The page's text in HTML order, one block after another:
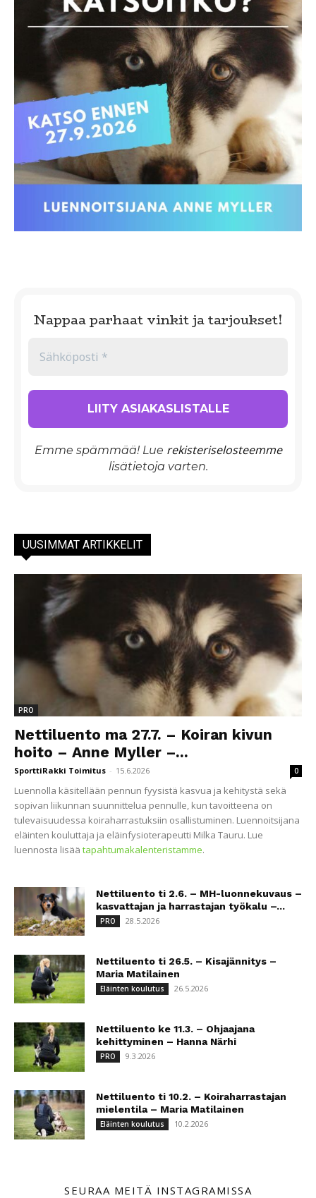
Nappaa parhaat vinkit ja tarjoukset!
Emme spämmää! Lue rekisteriselosteemme
lisätietoja varten.
UUSIMMAT ARTIKKELIT
PRO
Nettiluento ma 27.7. – Koiran kivun
hoito – Anne Myller –...
SporttiRakki Toimitus - 15.6.2026 0
Luennolla käsitellään pennun fyysistä kasvua ja kehitystä sekä
sopivan liikunnan suunnittelua pennulle, kun tavoitteena on
tulevaisuudessa koiraharrastuksiin osallistuminen. Luennoitsijana
eläinten kouluttaja ja eläinfysioterapeutti Milka Tauru. Lue
luennosta lisää tapahtumakalenteristamme.
Nettiluento ti 2.6. – MH-luonnekuvaus –
kasvattajan ja harrastajan työkalu –...
PRO 28.5.2026
Nettiluento ti 26.5. – Kisajännitys –
Maria Matilainen
Eläinten koulutus 26.5.2026
Nettiluento ke 11.3. – Ohjaajana
kehittyminen – Hanna Närhi
PRO 9.3.2026
Nettiluento ti 10.2. – Koiraharrastajan
mielentila – Maria Matilainen
Eläinten koulutus 10.2.2026
SEURAA MEITÄ INSTAGRAMISSA